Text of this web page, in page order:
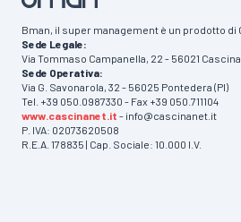
Bman, il super management è un prodotto di
Sede Legale:
Via Tommaso Campanella, 22 - 56021 Cascina
Sede Operativa:
Via G. Savonarola, 32 - 56025 Pontedera (PI)
Tel. +39 050.0987330 - Fax +39 050.711104
www.cascinanet.it - info@cascinanet.it
P. IVA: 02073620508
R.E.A. 178835 | Cap. Sociale: 10.000 I.V.